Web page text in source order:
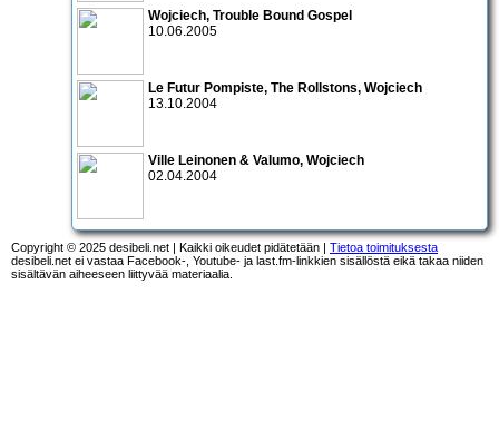
Wojciech, Trouble Bound Gospel
10.06.2005
Le Futur Pompiste, The Rollstons, Wojciech
13.10.2004
Ville Leinonen & Valumo, Wojciech
02.04.2004
Copyright © 2025 desibeli.net | Kaikki oikeudet pidätetään | Tietoa toimituksesta
desibeli.net ei vastaa Facebook-, Youtube- ja last.fm-linkkien sisällöstä eikä takaa niiden
sisältävän aiheeseen liittyvää materiaalia.